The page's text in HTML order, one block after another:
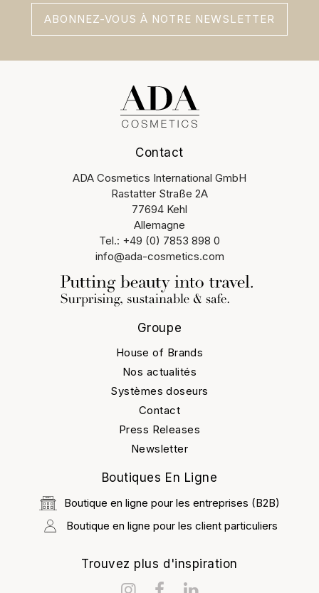
ABONNEZ-VOUS À NOTRE NEWSLETTER
Contact
ADA Cosmetics International GmbH
Rastatter Straße 2A
77694 Kehl
Allemagne
Tel.: +49 (0) 7853 898 0
info@ada-cosmetics.com
Groupe
House of Brands
Nos actualités
Systèmes doseurs
Contact
Press Releases
Newsletter
Boutiques En Ligne
Boutique en ligne pour les entreprises (B2B)
Boutique en ligne pour les client particuliers
Trouvez plus d'inspiration